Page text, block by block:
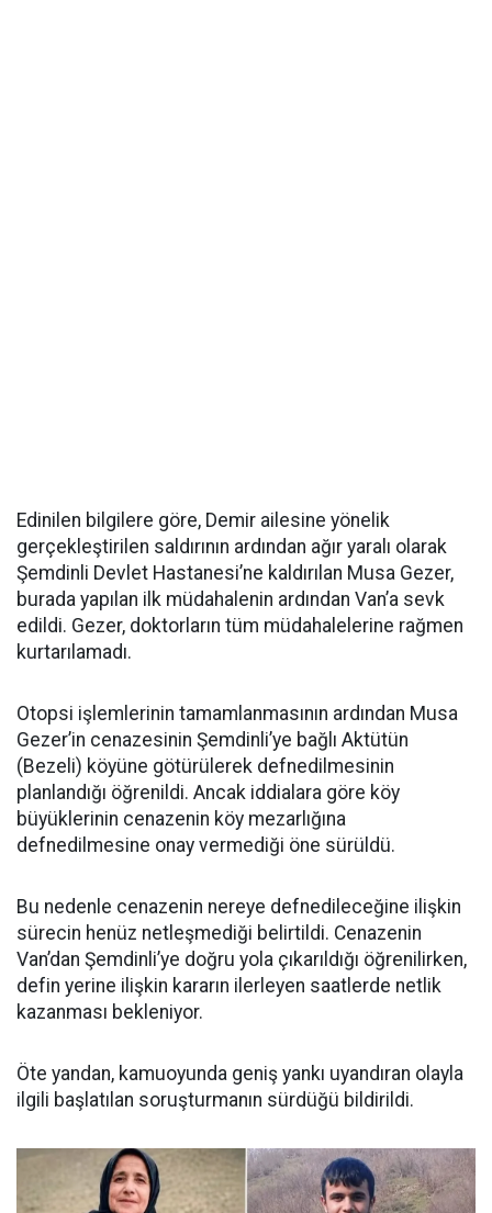
Edinilen bilgilere göre, Demir ailesine yönelik
gerçekleştirilen saldırının ardından ağır yaralı olarak
Şemdinli Devlet Hastanesi’ne kaldırılan Musa Gezer,
burada yapılan ilk müdahalenin ardından Van’a sevk
edildi. Gezer, doktorların tüm müdahalelerine rağmen
kurtarılamadı.
Otopsi işlemlerinin tamamlanmasının ardından Musa
Gezer’in cenazesinin Şemdinli’ye bağlı Aktütün
(Bezeli) köyüne götürülerek defnedilmesinin
planlandığı öğrenildi. Ancak iddialara göre köy
büyüklerinin cenazenin köy mezarlığına
defnedilmesine onay vermediği öne sürüldü.
Bu nedenle cenazenin nereye defnedileceğine ilişkin
sürecin henüz netleşmediği belirtildi. Cenazenin
Van’dan Şemdinli’ye doğru yola çıkarıldığı öğrenilirken,
defin yerine ilişkin kararın ilerleyen saatlerde netlik
kazanması bekleniyor.
Öte yandan, kamuoyunda geniş yankı uyandıran olayla
ilgili başlatılan soruşturmanın sürdüğü bildirildi.